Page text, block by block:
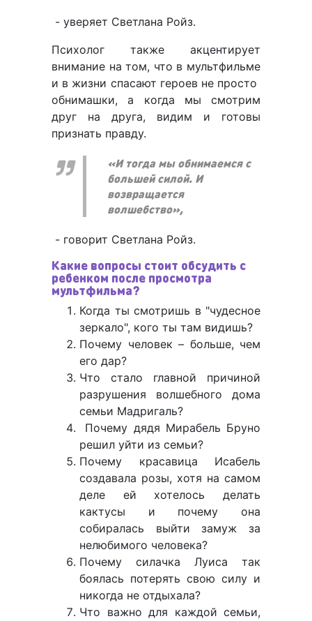
- уверяет Светлана Ройз.
Психолог также акцентирует
внимание на том, что в мультфильме
и в жизни спасают героев не просто
обнимашки, а когда мы смотрим
друг на друга, видим и готовы
признать правду.
«И тогда мы обнимаемся с
большей силой. И
возвращается
волшебство»,
- говорит Светлана Ройз.
Какие вопросы стоит обсудить с
ребенком после просмотра
мультфильма?
Когда ты смотришь в "чудесное
зеркало", кого ты там видишь?
Почему человек – больше, чем
его дар?
Что стало главной причиной
разрушения волшебного дома
семьи Мадригаль?
Почему дядя Мирабель Бруно
решил уйти из семьи?
Почему красавица Исабель
создавала розы, хотя на самом
деле ей хотелось делать
кактусы и почему она
собиралась выйти замуж за
нелюбимого человека?
Почему силачка Луиса так
боялась потерять свою силу и
никогда не отдыхала?
Что важно для каждой семьи,